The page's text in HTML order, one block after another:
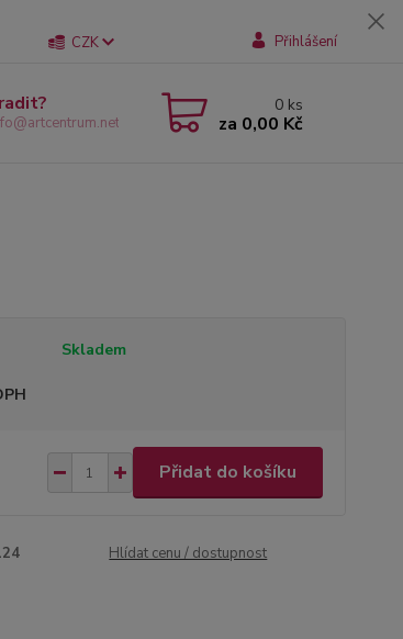
CZK Přihlášení
0 ks
za 0,00 Kč
Skladem
Přidat do košíku
Hlídat cenu / dostupnost